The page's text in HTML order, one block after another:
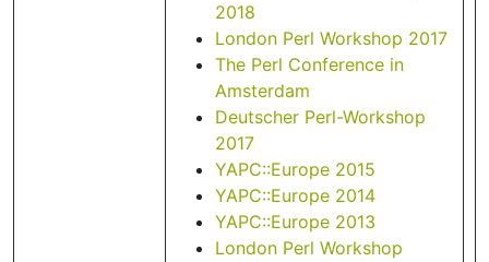
2018
London Perl Workshop 2017
The Perl Conference in
Amsterdam
Deutscher Perl-Workshop
2017
YAPC::Europe 2015
YAPC::Europe 2014
YAPC::Europe 2013
London Perl Workshop